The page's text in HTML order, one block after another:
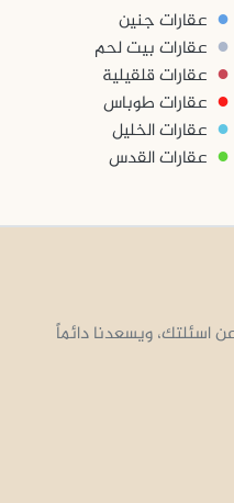
● عقارات جنين
● عقارات بيت لحم
● عقارات قلقيلية
● عقارات طوباس
● عقارات الخليل
● عقارات القدس
اسئلتك، ويسعدنا دائماً